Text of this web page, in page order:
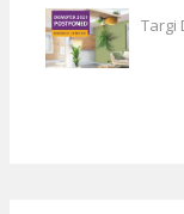
Targi